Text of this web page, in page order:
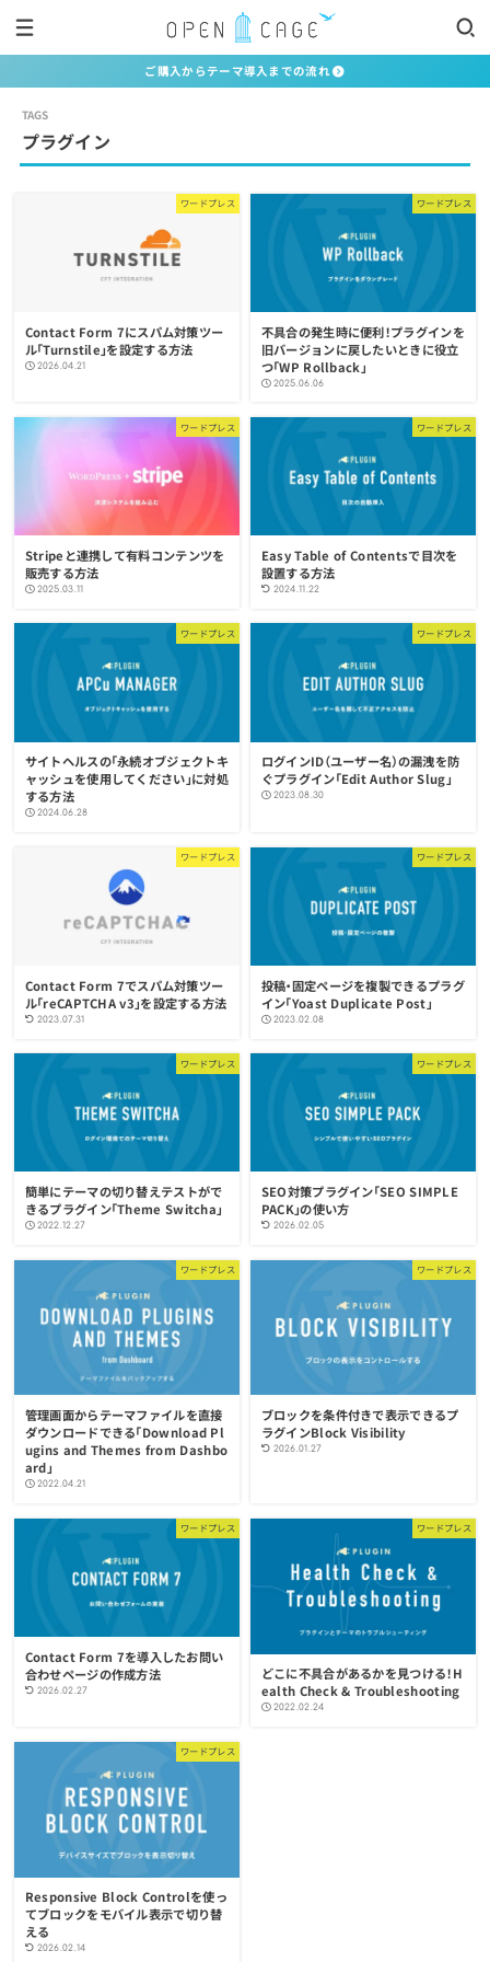
ご購入からテーマ導入までの流れ
プラグイン
ワードプレス
Contact Form 7にスパム対策ツー
ル「Turnstile」を設定する方法
2026.04.21
ワードプレス
不具合の発生時に便利！プラグインを
旧バージョンに戻したいときに役立
つ「WP Rollback」
2025.06.06
ワードプレス
Stripeと連携して有料コンテンツを
販売する方法
2025.03.11
ワードプレス
Easy Table of Contentsで目次を
設置する方法
2024.11.22
ワードプレス
サイトヘルスの「永続オブジェクトキ
ャッシュを使用してください」に対処
する方法
2024.06.28
ワードプレス
ログインID（ユーザー名）の漏洩を防
ぐプラグイン「Edit Author Slug」
2023.08.30
ワードプレス
Contact Form 7でスパム対策ツー
ル「reCAPTCHA v3」を設定する方法
2023.07.31
ワードプレス
投稿・固定ページを複製できるプラグ
イン「Yoast Duplicate Post」
2023.02.08
ワードプレス
簡単にテーマの切り替えテストがで
きるプラグイン「Theme Switcha」
2022.12.27
ワードプレス
SEO対策プラグイン「SEO SIMPLE
PACK」の使い方
2026.02.05
ワードプレス
管理画面からテーマファイルを直接
ダウンロードできる「Download Pl
ugins and Themes from Dashbo
ard」
2022.04.21
ワードプレス
ブロックを条件付きで表示できるプ
ラグインBlock Visibility
2026.01.27
ワードプレス
Contact Form 7を導入したお問い
合わせページの作成方法
2026.02.27
ワードプレス
どこに不具合があるかを見つける！H
ealth Check & Troubleshooting
2022.02.24
ワードプレス
Responsive Block Controlを使っ
てブロックをモバイル表示で切り替
える
2026.02.14